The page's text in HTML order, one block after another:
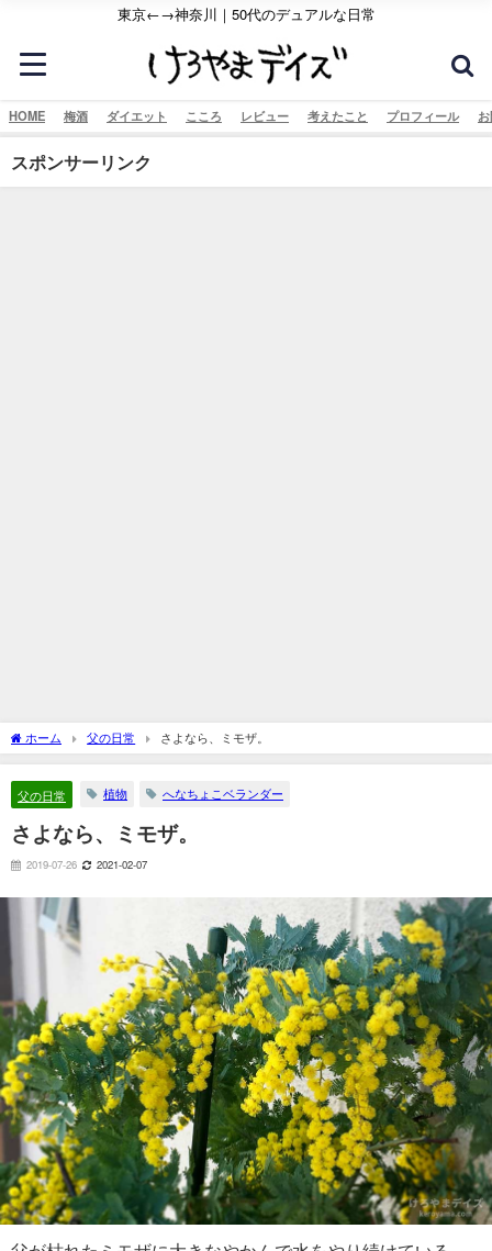
東京←→神奈川｜50代のデュアルな日常
HOME 梅酒 ダイエット こころ レビュー 考えたこと プロフィール
スポンサーリンク
ホーム 父の日常 さよなら、ミモザ。
父の日常 植物 へなちょこベランダー
さよなら、ミモザ。
2019-07-26 2021-02-07